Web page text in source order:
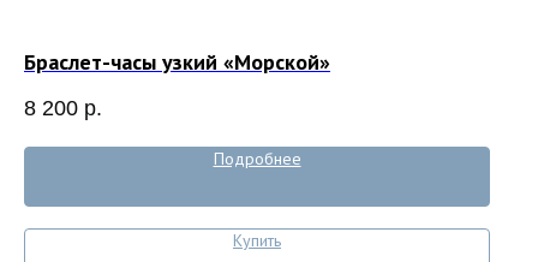
Браслет-часы узкий «Морской»
8 200 р.
Подробнее
Купить